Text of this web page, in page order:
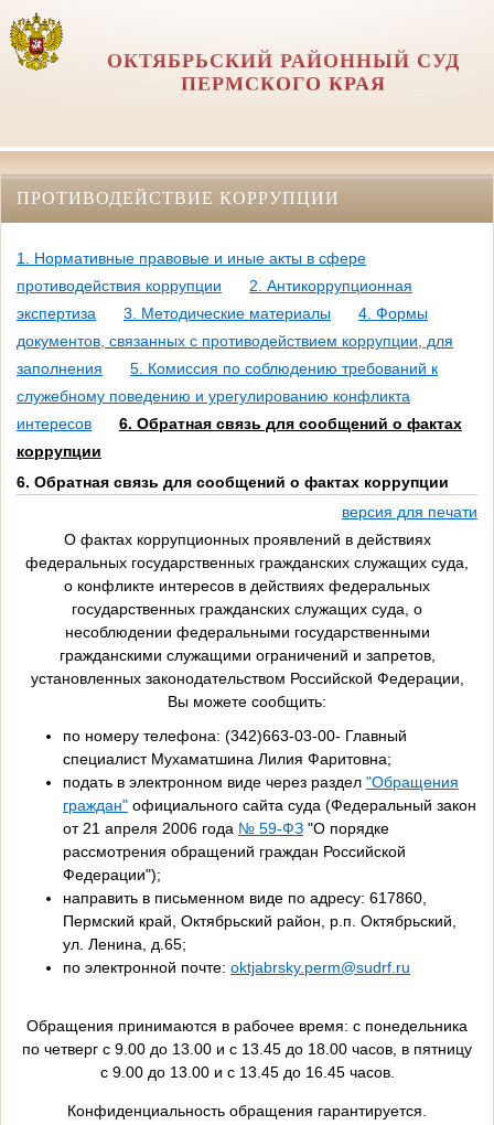
ОКТЯБРЬСКИЙ РАЙОННЫЙ СУД
ПЕРМСКОГО КРАЯ
ПРОТИВОДЕЙСТВИЕ КОРРУПЦИИ
1. Нормативные правовые и иные акты в сфере
противодействия коррупции
2. Антикоррупционная
экспертиза
3. Методические материалы
4. Формы
документов, связанных с противодействием коррупции, для
заполнения
5. Комиссия по соблюдению требований к
служебному поведению и урегулированию конфликта
интересов
6. Обратная связь для сообщений о фактах
коррупции
6. Обратная связь для сообщений о фактах коррупции
версия для печати
О фактах коррупционных проявлений в действиях
федеральных государственных гражданских служащих суда,
о конфликте интересов в действиях федеральных
государственных гражданских служащих суда, о
несоблюдении федеральными государственными
гражданскими служащими ограничений и запретов,
установленных законодательством Российской Федерации,
Вы можете сообщить:
по номеру телефона: (342)663-03-00- Главный
специалист Мухаматшина Лилия Фаритовна;
подать в электронном виде через раздел "Обращения
граждан" официального сайта суда (Федеральный закон
от 21 апреля 2006 года № 59-ФЗ "О порядке
рассмотрения обращений граждан Российской
Федерации");
направить в письменном виде по адресу: 617860,
Пермский край, Октябрьский район, р.п. Октябрьский,
ул. Ленина, д.65;
по электронной почте: oktjabrsky.perm@sudrf.ru
Обращения принимаются в рабочее время: с понедельника
по четверг с 9.00 до 13.00 и с 13.45 до 18.00 часов, в пятницу
с 9.00 до 13.00 и с 13.45 до 16.45 часов.
Конфиденциальность обращения гарантируется.